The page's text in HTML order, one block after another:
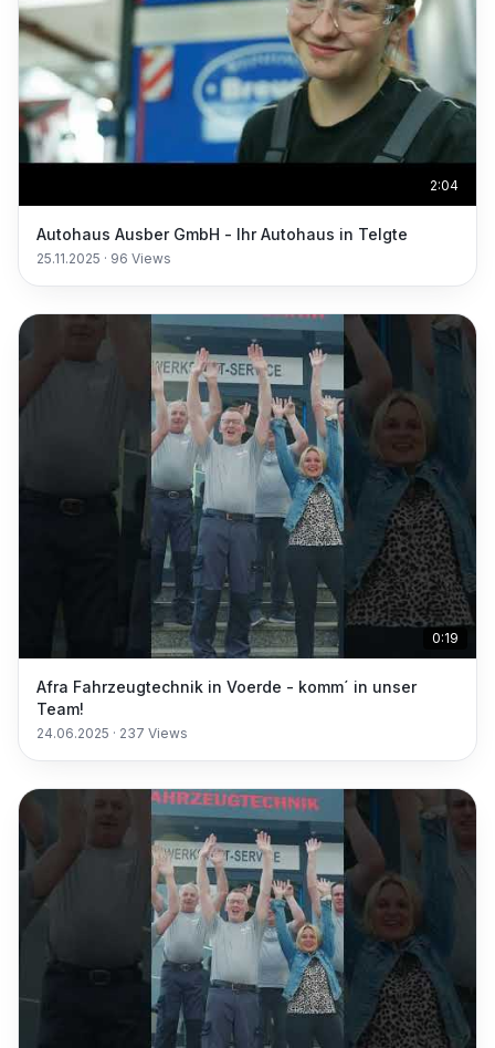
2:04
Autohaus Ausber GmbH - Ihr Autohaus in Telgte
25.11.2025 · 96 Views
0:19
Afra Fahrzeugtechnik in Voerde - komm´ in unser
Team!
24.06.2025 · 237 Views